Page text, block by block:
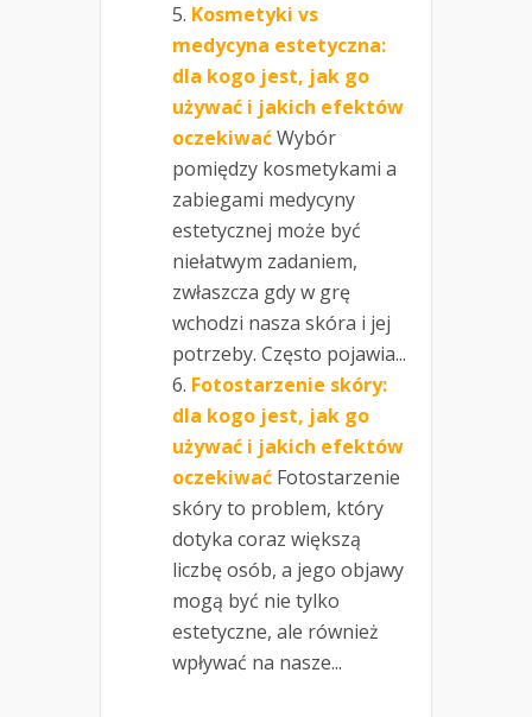
Kosmetyki vs
medycyna estetyczna:
dla kogo jest, jak go
używać i jakich efektów
oczekiwaćWybór
pomiędzy kosmetykami a
zabiegami medycyny
estetycznej może być
niełatwym zadaniem,
zwłaszcza gdy w grę
wchodzi nasza skóra i jej
potrzeby. Często pojawia...
Fotostarzenie skóry:
dla kogo jest, jak go
używać i jakich efektów
oczekiwać Fotostarzenie
skóry to problem, który
dotyka coraz większą
liczbę osób, a jego objawy
mogą być nie tylko
estetyczne, ale również
wpływać na nasze...